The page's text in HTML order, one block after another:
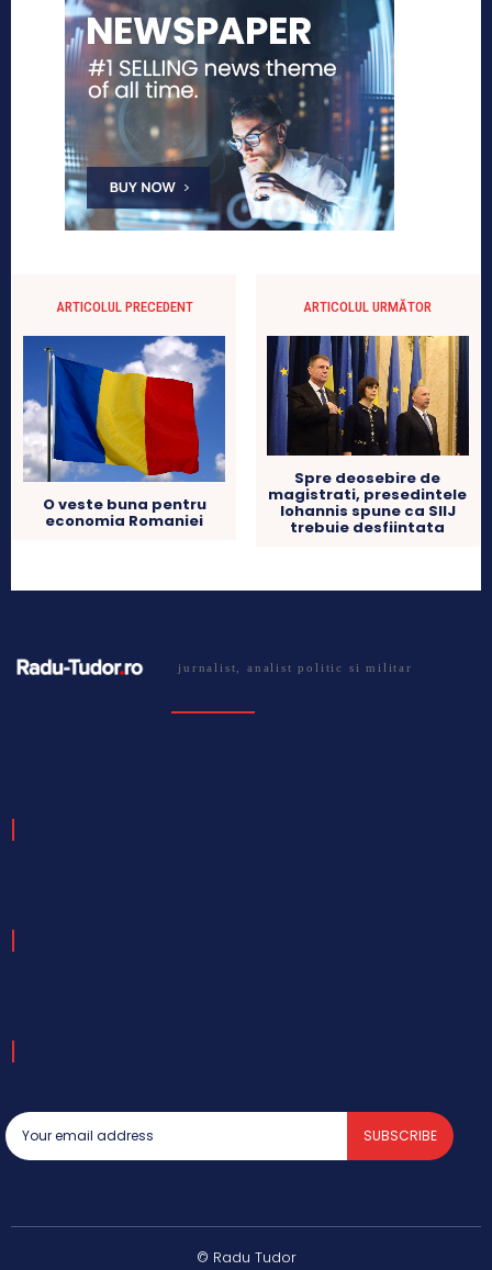
ARTICOLUL PRECEDENT
O veste buna pentru
economia Romaniei
ARTICOLUL URMĂTOR
Spre deosebire de
magistrati, presedintele
Iohannis spune ca SIIJ
trebuie desfiintata
jurnalist, analist politic si militar
SUBSCRIBE
© Radu Tudor